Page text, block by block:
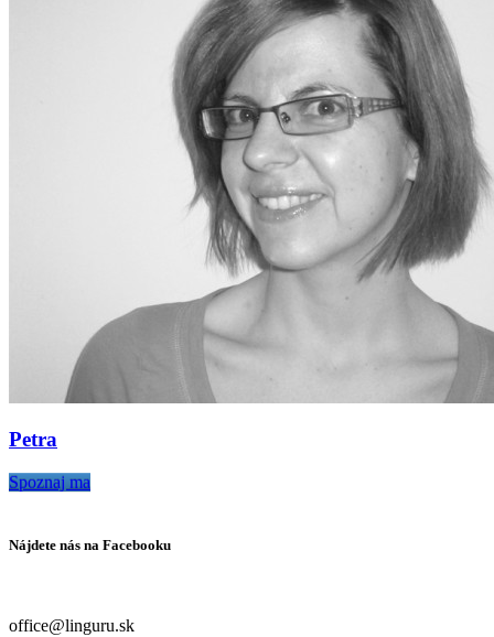
Petra
Spoznaj ma
Nájdete nás na Facebooku
office@linguru.sk